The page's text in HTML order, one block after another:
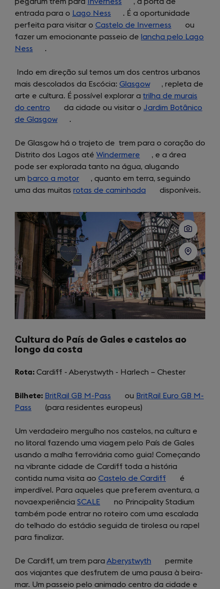
tab)
in
a
new
entrada para o Lago Ness (opens
in
a
. É a oportunidade
perfeita para visitar o Castelo de Inverness (opens
in
tab)
ou
fazer um emocionante passeio de lancha pelo Lago
Ness (opens
a
new
tab)
.
Indo em direção sul temos um dos centros urbanos
mais descolados da Escócia: Glasgow(opens
in
a
, repleta de
arte e cultura. É possível explorar a trilha de murais
do centro (opens
in
new
tab)
da cidade ou visitar o Jardim Botânico
de Glasgow (opens
a
new
tab)
.
De Glasgow há o trajeto de trem para o coração do
Distrito dos Lagos até Windermere (opens
in
a
new
, e a área
pode ser explorada tanto na água, alugando
um barco a motor (opens
in
new
tab)
, quanto em terra, seguindo
uma das muitas rotas de caminhada (opens
a
new
tab)
disponíveis.
Cultura do País de Gales e castelos ao
longo da costa
Rota: Cardiff - Aberystwyth - Harlech – Chester
Bilhete: BritRail GB M-Pass (opens
in
new
tab)
ou BritRail Euro GB M-
Pass (opens
a
new
tab)
(para residentes europeus)
Um verdadeiro mergulho nos castelos, na cultura e
no litoral fazendo uma viagem pelo País de Gales
usando a malha ferroviária como guia! Começando
na vibrante cidade de Cardiff toda a história
contida numa visita ao Castelo de Cardiff (opens
in
a
new
tab)
é
imperdível. Para aqueles que preferem aventura, a
novaexperiência SCALE (opens
in
a
no Principality Stadium
também pode entrar no roteiro com uma escalada
do telhado do estádio seguida de tirolesa ou rapel
para finalizar.
De Cardiff, um trem para Aberystwyth (opens
in
a
permite
aos viajantes que desfrutem de uma pausa à beira-
mar. Um passeio pelo animado centro da cidade e